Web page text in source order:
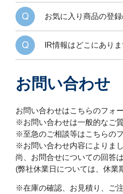
お気に入り商品の登
IR情報はどこにありま
お問い合わせ
お問い合わせはこちらのフォ
※お問い合わせは一般的なご
※至急のご相談等はこちらの
※お問い合わせ内容によりま
尚、お問合せについての回答
(弊社休業日については、休業
※在庫の確認、お見積り、ご